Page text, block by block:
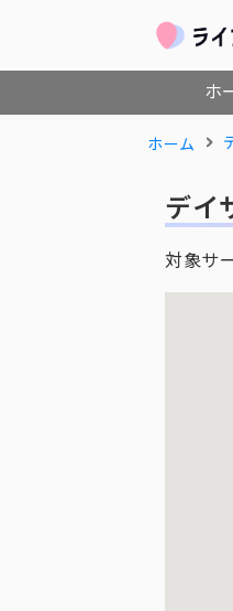
ホ
ホーム
デイ
対象サ